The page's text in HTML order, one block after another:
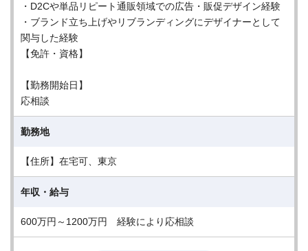
・D2Cや単品リピート通販領域での広告・販促デザイン経験
・ブランド立ち上げやリブランディングにデザイナーとして
関与した経験
【免許・資格】
【勤務開始日】
応相談
勤務地
【住所】在宅可、東京
年収・給与
600万円～1200万円 経験により応相談